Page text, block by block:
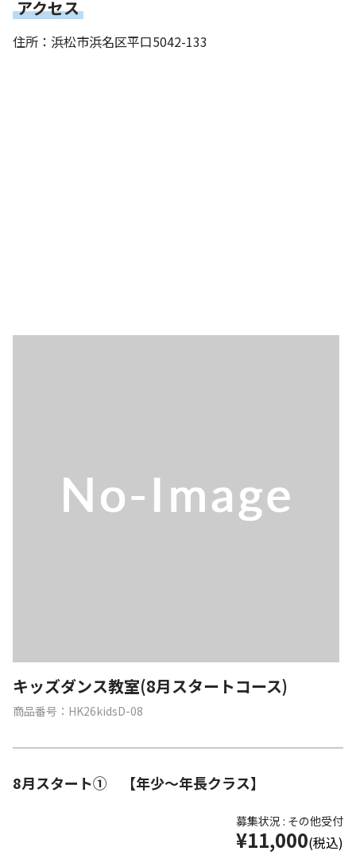
アクセス
住所：浜松市浜名区平口5042-133
キッズダンス教室(8月スタートコース)
商品番号：HK26kidsD-08
8月スタート① 【年少～年長クラス】
募集状況 : その他受付
¥11,000(税込)